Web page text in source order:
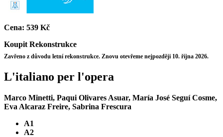
Cena: 539 Kč
Koupit Rekonstrukce
Zavřeno z důvodu letní rekonstrukce. Znovu otevřeme nejpozději 10. října 2026.
L'italiano per l'opera
Marco Minetti, Paqui Olivares Asuar, María José Seguí Cosme,
Eva Alcaraz Freire, Sabrina Frescura
A1
A2